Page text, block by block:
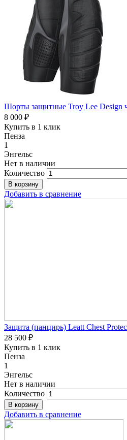
Шорты защитные Troy Lee Design
8 000 ₽
Купить в 1 клик
Пенза
1
Энгельс
Нет в наличии
Количество
Добавить в сравнение
Защита (панцирь) Leatt Chest
28 500 ₽
Купить в 1 клик
Пенза
1
Энгельс
Нет в наличии
Количество
Добавить в сравнение